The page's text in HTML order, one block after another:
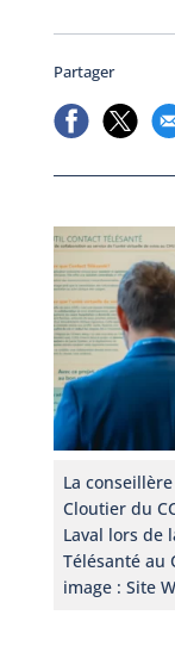
Partager
La
Cloutier du
Laval lors de
Télésanté au
image : Site